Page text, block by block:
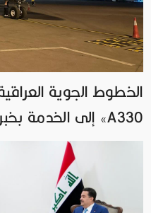
الخطوط الجوية
A330» إلى الخدمة بخبرات عراقية